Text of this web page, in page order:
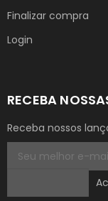
Finalizar compra
Login
RECEBA
Receba nossos